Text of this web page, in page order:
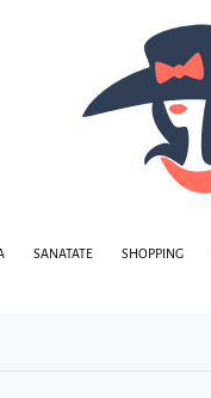
SANATATE SHOPPING